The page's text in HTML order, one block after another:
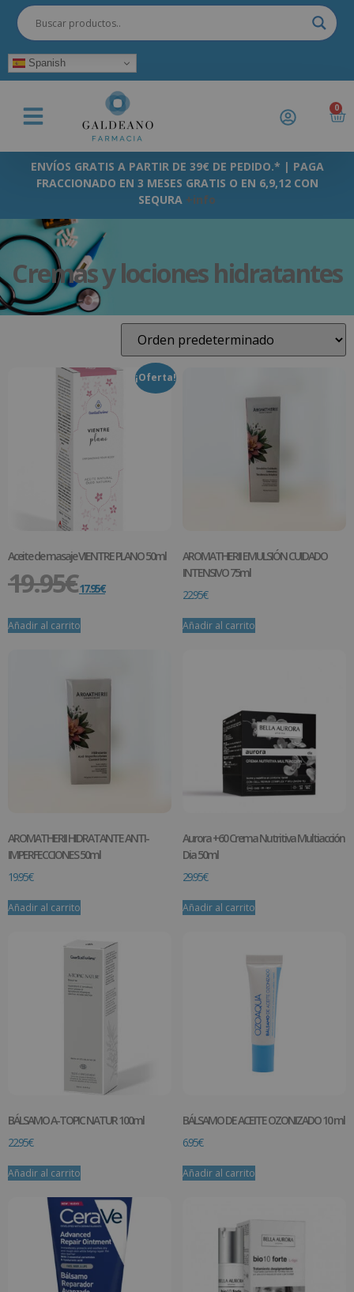
Spanish
0
ENVÍOS GRATIS A PARTIR DE 39€ DE PEDIDO.* | PAGA
FRACCIONADO EN 3 MESES GRATIS O EN 6,9,12 CON
SEQURA +info
Cremas y lociones hidratantes
¡Oferta!
Aceite de masaje VIENTRE PLANO 50ml
19.95€17.95€
Añadir al carrito
AROMATHERII EMULSIÓN CUIDADO
INTENSIVO 75ml
22.95€
Añadir al carrito
AROMATHERII HIDRATANTE ANTI-
IMPERFECCIONES 50ml
19.95€
Añadir al carrito
Aurora +60 Crema Nutritiva Multiacción
Dia 50ml
29.95€
Añadir al carrito
BÁLSAMO A-TOPIC NATUR 100ml
22.95€
Añadir al carrito
BÁLSAMO DE ACEITE OZONIZADO 10 ml
6.95€
Añadir al carrito